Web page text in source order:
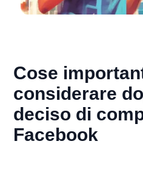
Cose
considerare
deciso di
Facebook